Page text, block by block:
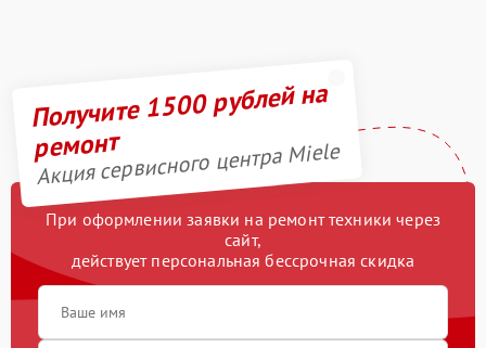
Получите 1500 рублей на
ремонт
Акция сервисного центра Miele
При оформлении заявки на ремонт техники через
сайт,
действует персональная бессрочная скидка